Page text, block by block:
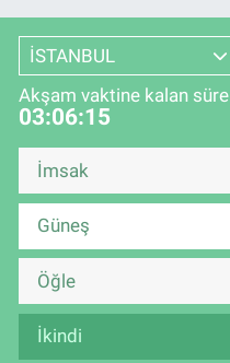
İSTANBUL
Akşam vaktine kalan süre
03:06:15
İmsak
Güneş
Öğle
İkindi